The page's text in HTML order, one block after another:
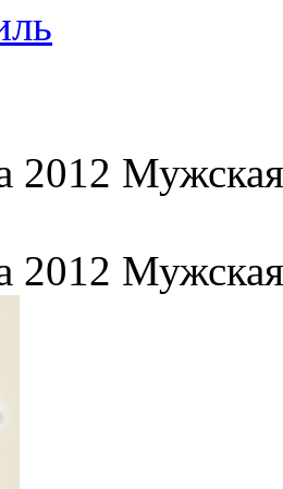
2012
2012